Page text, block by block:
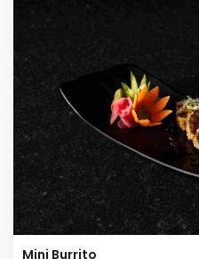
Mini Burrito